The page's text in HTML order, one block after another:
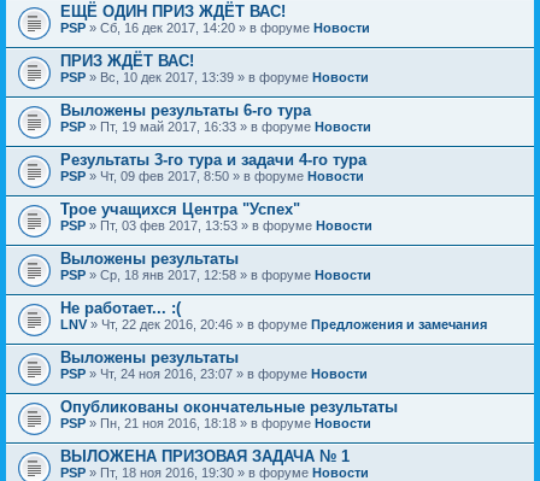
ЕЩЁ ОДИН ПРИЗ ЖДЁТ ВАС!
PSP » Сб, 16 дек 2017, 14:20 » в форуме Новости
ПРИЗ ЖДЁТ ВАС!
PSP » Вс, 10 дек 2017, 13:39 » в форуме Новости
Выложены результаты 6-го тура
PSP » Пт, 19 май 2017, 16:33 » в форуме Новости
Результаты 3-го тура и задачи 4-го тура
PSP » Чт, 09 фев 2017, 8:50 » в форуме Новости
Трое учащихся Центра "Успех"
PSP » Пт, 03 фев 2017, 13:53 » в форуме Новости
Выложены результаты
PSP » Ср, 18 янв 2017, 12:58 » в форуме Новости
Не работает... :(
LNV » Чт, 22 дек 2016, 20:46 » в форуме Предложения и замечания
Выложены результаты
PSP » Чт, 24 ноя 2016, 23:07 » в форуме Новости
Опубликованы окончательные результаты
PSP » Пн, 21 ноя 2016, 18:18 » в форуме Новости
ВЫЛОЖЕНА ПРИЗОВАЯ ЗАДАЧА № 1
PSP » Пт, 18 ноя 2016, 19:30 » в форуме Новости